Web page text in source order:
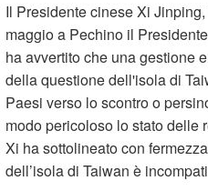
Il Presidente cinese Xi
maggio a Pechino il
ha avvertito che una gestione
della questione dell'isola di
Paesi verso lo scontro o
modo pericoloso lo stato delle
Xi ha sottolineato con
dell’isola di Taiwan è